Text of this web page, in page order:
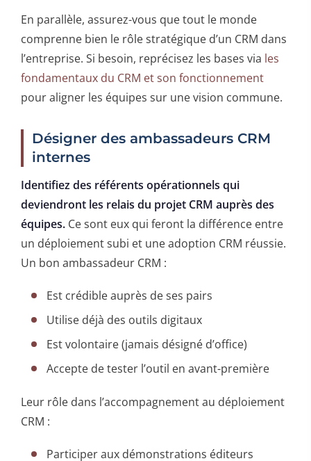
En parallèle, assurez-vous que tout le monde
comprenne bien le rôle stratégique d’un CRM dans
l’entreprise. Si besoin, reprécisez les bases via les
fondamentaux du CRM et son fonctionnement
pour aligner les équipes sur une vision commune.
Désigner des ambassadeurs CRM
internes
Identifiez des référents opérationnels qui
deviendront les relais du projet CRM auprès des
équipes. Ce sont eux qui feront la différence entre
un déploiement subi et une adoption CRM réussie.
Un bon ambassadeur CRM :
Est crédible auprès de ses pairs
Utilise déjà des outils digitaux
Est volontaire (jamais désigné d’office)
Accepte de tester l’outil en avant-première
Leur rôle dans l’accompagnement au déploiement
CRM :
Participer aux démonstrations éditeurs